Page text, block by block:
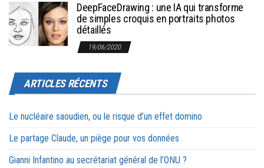
DeepFaceDrawing : une IA qui transforme
de simples croquis en portraits photos
détaillés
19/06/2020
ARTICLES RÉCENTS
Le nucléaire saoudien, ou le risque d’un effet domino
Le partage Claude, un piège pour vos données
Gianni Infantino au secrétariat général de l’ONU ?